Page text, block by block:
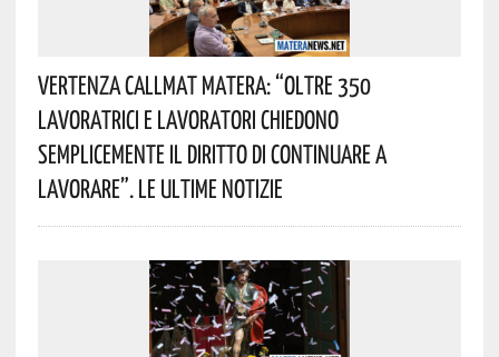
Vertenza CallMat Matera: “Oltre 350
Lavoratrici E Lavoratori Chiedono
Semplicemente Il Diritto Di Continuare A
Lavorare”. Le Ultime Notizie